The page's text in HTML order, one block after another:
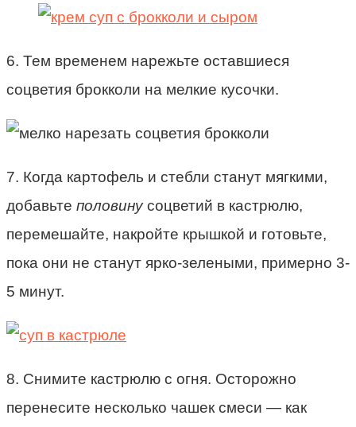
6. Тем временем нарежьте оставшиеся
соцветия брокколи на мелкие кусочки.
7. Когда картофель и стебли станут мягкими,
добавьте половинусоцветий в кастрюлю,
перемешайте, накройте крышкой и готовьте,
пока они не станут ярко-зелеными, примерно 3-
5 минут.
8. Снимите кастрюлю с огня. Осторожно
перенесите несколько чашек смеси — как